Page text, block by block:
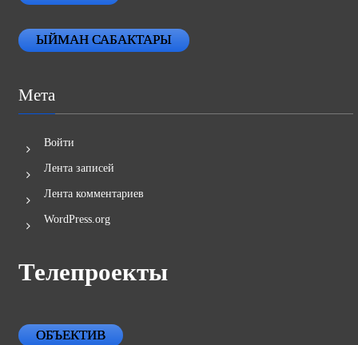
ЫЙМАН САБАКТАРЫ
Мета
Войти
Лента записей
Лента комментариев
WordPress.org
Телепроекты
ОБЪЕКТИВ